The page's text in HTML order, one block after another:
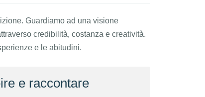
Guardiamo ad una visione
credibilità, costanza e creatività.
e le abitudini.
e raccontare